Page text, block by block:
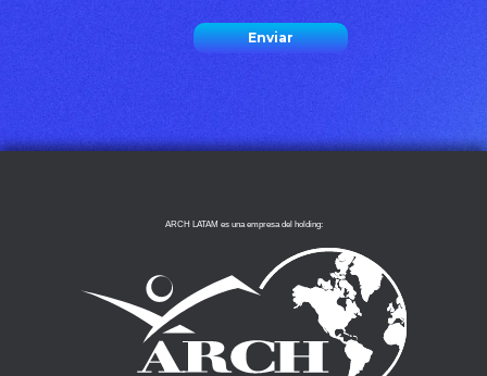
ARCH LATAM es una empresa del holding: